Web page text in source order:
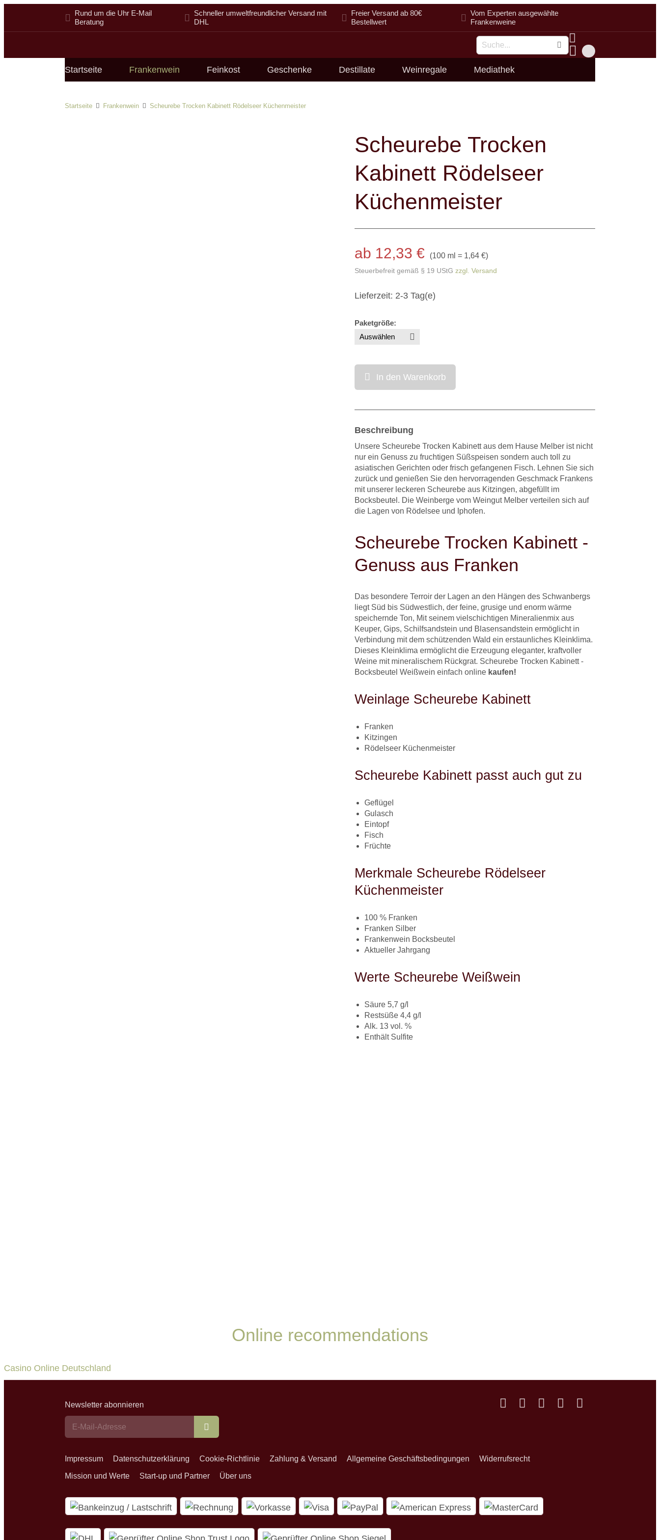
Rund um die Uhr E-Mail
Beratung
Schneller umweltfreundlicher Versand mit
DHL
Freier Versand ab 80€
Bestellwert
Vom Experten ausgewählte
Frankenweine
Suche
Startseite
Frankenwein Feinkost Geschenke Destillate Weinregale Mediathek
Startseite Frankenwein Scheurebe Trocken Kabinett Rödelseer Küchenmeister
Scheurebe Trocken
Kabinett Rödelseer
Küchenmeister
ab 12,33 € (100 ml = 1,64 €)
Steuerbefreit gemäß § 19 UStG zzgl. Versand
Lieferzeit: 2-3 Tag(e)
Paketgröße:
In den Warenkorb
Beschreibung
Unsere Scheurebe Trocken Kabinett aus dem Hause Melber ist nicht
nur ein Genuss zu fruchtigen Süßspeisen sondern auch toll zu
asiatischen Gerichten oder frisch gefangenen Fisch. Lehnen Sie sich
zurück und genießen Sie den hervorragenden Geschmack Frankens
mit unserer leckeren Scheurebe aus Kitzingen, abgefüllt im
Bocksbeutel. Die Weinberge vom Weingut Melber verteilen sich auf
die Lagen von Rödelsee und Iphofen.
Scheurebe Trocken Kabinett -
Genuss aus Franken
Das besondere Terroir der Lagen an den Hängen des Schwanbergs
liegt Süd bis Südwestlich, der feine, grusige und enorm wärme
speichernde Ton, Mit seinem vielschichtigen Mineralienmix aus
Keuper, Gips, Schilfsandstein und Blasensandstein ermöglicht in
Verbindung mit dem schützenden Wald ein erstaunliches Kleinklima.
Dieses Kleinklima ermöglicht die Erzeugung eleganter, kraftvoller
Weine mit mineralischem Rückgrat. Scheurebe Trocken Kabinett -
Bocksbeutel Weißwein einfach online kaufen!
Weinlage Scheurebe Kabinett
Franken
Kitzingen
Rödelseer Küchenmeister
Scheurebe Kabinett passt auch gut zu
Geflügel
Gulasch
Eintopf
Fisch
Früchte
Merkmale Scheurebe Rödelseer
Küchenmeister
100 % Franken
Franken Silber
Frankenwein Bocksbeutel
Aktueller Jahrgang
Werte Scheurebe Weißwein
Säure 5,7 g/l
Restsüße 4,4 g/l
Alk. 13 vol. %
Enthält Sulfite
Online recommendations
Casino Online Deutschland
Newsletter abonnieren
Impressum Datenschutzerklärung Cookie-Richtlinie Zahlung & Versand Allgemeine Geschäftsbedingungen Widerrufsrecht
Mission und Werte Start-up und Partner Über uns